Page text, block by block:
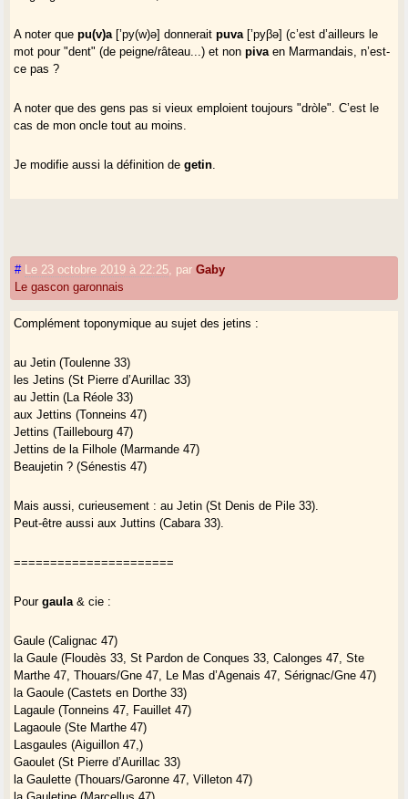
A noter quepu(v)a [’py(w)ə] donneraitpuva [’pyβə] (c’est d’ailleurs le
mot pour "dent" (de peigne/râteau...) et nonpiva en Marmandais, n’est-
ce pas ?
A noter que des gens pas si vieux emploient toujours "dròle". C’est le
cas de mon oncle tout au moins.
Je modifie aussi la définition degetin
# Le 23 octobre 2019 à 22:25 parGaby
Le gascon garonnais
Complément toponymique au sujet des jetins :
au Jetin (Toulenne 33)
les Jetins (St Pierre d’Aurillac 33)
au Jettin (La Réole 33)
aux Jettins (Tonneins 47)
Jettins (Taillebourg 47)
Jettins de la Filhole (Marmande 47)
Beaujetin ? (Sénestis 47)
Mais aussi, curieusement : au Jetin (St Denis de Pile 33).
Peut-être aussi aux Juttins (Cabara 33).
======================
Pourgaula & cie :
Gaule (Calignac 47)
la Gaule (Floudès 33, St Pardon de Conques 33, Calonges 47, Ste
Marthe 47, Thouars/Gne 47, Le Mas d’Agenais 47, Sérignac/Gne 47)
la Gaoule (Castets en Dorthe 33)
Lagaule (Tonneins 47, Fauillet 47)
Lagaoule (Ste Marthe 47)
Lasgaules (Aiguillon 47,)
Gaoulet (St Pierre d’Aurillac 33)
la Gaulette (Thouars/Garonne 47, Villeton 47)